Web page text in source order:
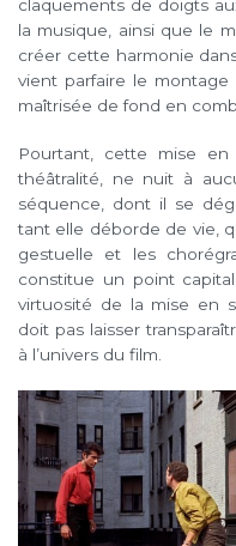
claquements de doigts
la musique, ainsi que le
créer cette harmonie
vient parfaire le
maîtrisée de fond en
Pourtant, cette mise
théâtralité, ne nuit à
séquence, dont il se
tant elle déborde de vie,
gestuelle et les
constitue un point
virtuosité de la mise en
doit pas laisser
à l’univers du film.